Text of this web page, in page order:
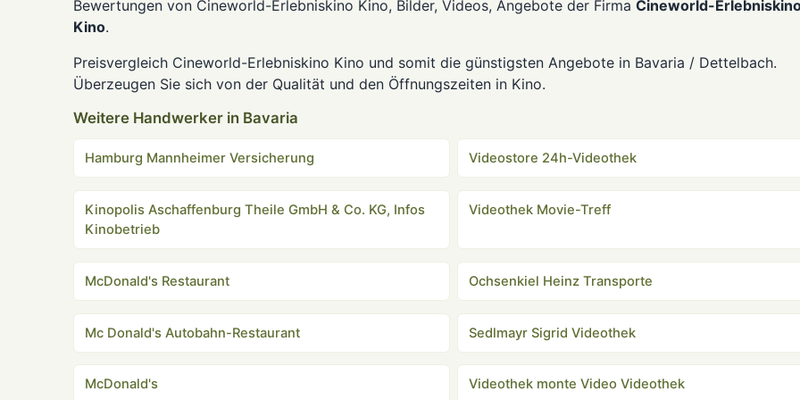
Bewertungen von Cineworld-Erlebniskino Kino, Bilder, Videos, Angebote der Firma Cineworld-
Kino.
Preisvergleich Cineworld-Erlebniskino Kino und somit die günstigsten Angebote in Bavaria / Dettelbach.
Überzeugen Sie sich von der Qualität und den Öffnungszeiten in Kino.
Weitere Handwerker in Bavaria
Hamburg Mannheimer Versicherung Videostore 24h-Videothek
Kinopolis Aschaffenburg Theile GmbH & Co. KG, Infos
Kinobetrieb
Videothek Movie-Treff
McDonald's Restaurant Ochsenkiel Heinz Transporte
Mc Donald's Autobahn-Restaurant Sedlmayr Sigrid Videothek
McDonald's Videothek monte Video Videothek